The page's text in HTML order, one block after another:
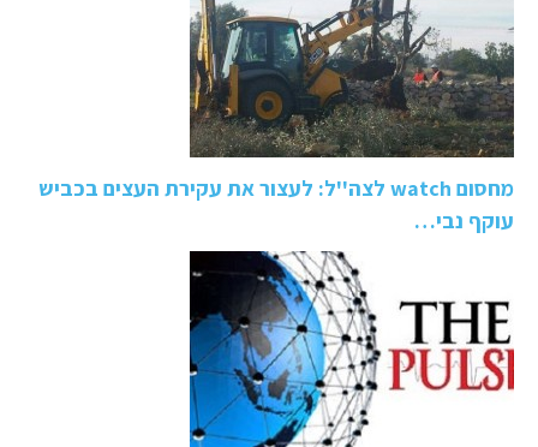
מחסום watch לצה''ל: לעצור את עקירת העצים בכביש
עוקף נבי…